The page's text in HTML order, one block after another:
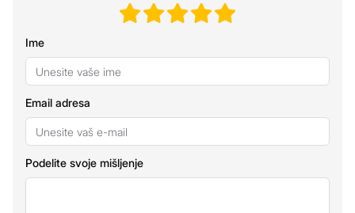
Ime
Email adresa
Podelite svoje mišljenje